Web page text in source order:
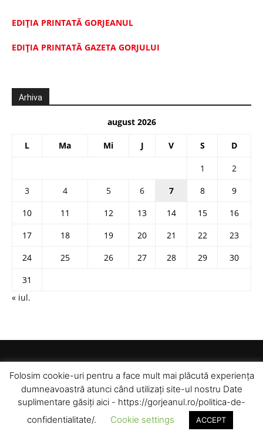
EDIȚIA PRINTATĂ GORJEANUL
EDIŢIA PRINTATĂ GAZETA GORJULUI
Arhiva
august 2026
L Ma Mi J V S D
1
2
3
4 5 6 7 8
9
10
11 12 13 14 15
16
17
18 19 20 21 22
23
24
25 26 27 28 29
30
31
« iul.
© Toate drepturile rezervate pentru Gorjeanul SA
Folosim cookie-uri pentru a face mult mai plăcută experiența
dumneavoastră atunci când utilizați site-ul nostru Date
suplimentare găsiți aici - https://gorjeanul.ro/politica-de-
confidentialitate/.
Cookie settings ACCEPT